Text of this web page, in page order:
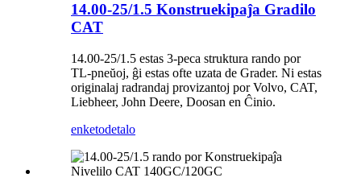
14.00-25/1.5 Konstruekipaĵa Gradilo
CAT
14.00-25/1.5 estas 3-peca struktura rando por
TL-pneŭoj, ĝi estas ofte uzata de Grader. Ni estas
originalaj radrandaj provizantoj por Volvo, CAT,
Liebheer, John Deere, Doosan en Ĉinio.
enketodetalo